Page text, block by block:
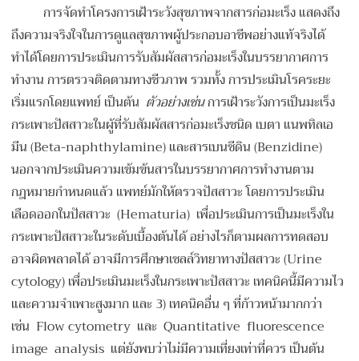
การจัดทำโครงการเฝ้าระวังสุขภาพจากสารก่อมะเร็ง แสดงถึง
ถึงความจริงใจในการดูแลสุขภาพผู้ประกอบอาชีพอย่างแท้จริงได้
ทำได้โดยการประเมินการรับสัมผัสสารก่อมะเร็งในบรรยากาศการ
ทำงาน การตรวจติดตามทางชีวภาพ รวมทั้ง การประเมินโรคระยะ
เริ่มแรกโดยแพทย์ เป็นต้น ตัวอย่างเช่นการเฝ้าระวังการเป็นมะเร็ง
กระเพาะปัสสาวะในผู้ที่รับสัมผัสสารก่อมะเร็งชนิด เบตา แนพทิลเอ
มีน (Beta-naphthylamine) และสารเบนซีดิน (Benzidine)
นอกจากประเมินความเข้มข้นสารในบรรยากาศการทำงานตาม
กฎหมายกำหนดแล้ว แพทย์มักให้ตรวจปัสสาวะ โดยการประเมิน
เลือดออกในปัสสาวะ (Hematuria) เพื่อประเมินการเป็นมะเร็งใน
กระเพาะปัสสาวะในระดับเบื้องต้นได้ อย่างไรก็ตามผลการทดสอบ
อาจผิดพลาดได้ อาจมีการศึกษาเซลล์วิทยาทางปัสสาวะ (Urine
cytology) เพื่อประเมินมะเร็งในกระเพาะปัสสาวะ เทคนิคนี้มีความไว
และความจำเพาะสูงมาก และ 3) เทคนิคอื่น ๆ ที่ก้าวหน้ามากกว่า
เช่น Flow cytometry และ Quantitative fluorescence
image analysis แต่ยังพบว่าไม่มีความเที่ยงเท่าที่ควร เป็นต้น